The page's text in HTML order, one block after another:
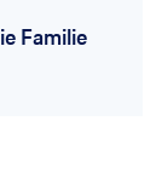
Familie